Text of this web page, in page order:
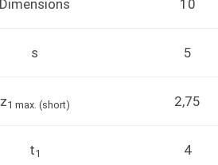
Dimensions 10
s 5
z1 max. (short) 2,75
t1 4